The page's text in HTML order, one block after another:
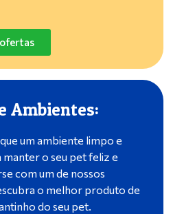
Ambientes:
um ambiente limpo e
o seu pet feliz e
com um de nossos
o melhor produto de
do seu pet.